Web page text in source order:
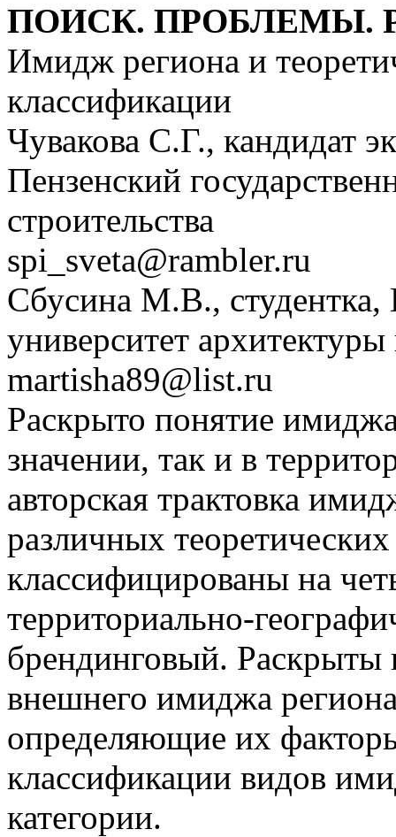
ПОИСК. ПРОБЛЕМЫ.
Имидж региона и
классификации
Чувакова С.Г., кандидат
Пензенский
строительства
spi_sveta@rambler.ru
Сбусина М.В., студентка,
университет архитектуры
martisha89@list.ru
Раскрыто понятие
значении, так и в
авторская трактовка
различных
классифицированы на
территориально-
брендинговый. Раскрыты
внешнего имиджа
определяющие их
классификации видов
категории.